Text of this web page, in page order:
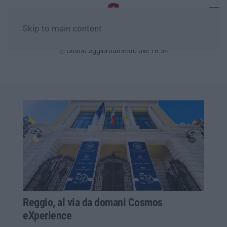
Skip to main content
Ultimo aggiornamento alle 16:54
Reggio, al via da domani Cosmos
eXperience